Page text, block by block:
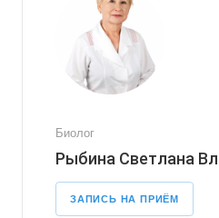
Биолог
Рыбина Светлана
ЗАПИСЬ НА ПРИЁМ